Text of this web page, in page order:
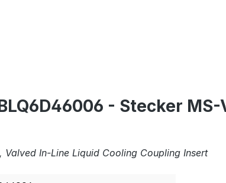
- Stecker
In-Line Liquid Cooling Coupling Insert